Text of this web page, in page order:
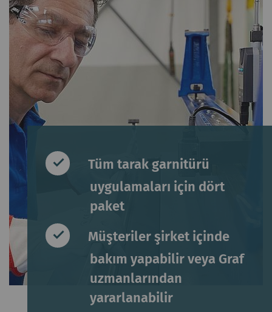
Tüm tarak garnitürü
uygulamaları için dört
paket
Müşteriler şirket içinde
bakım yapabilir veya Graf
uzmanlarından
yararlanabilir